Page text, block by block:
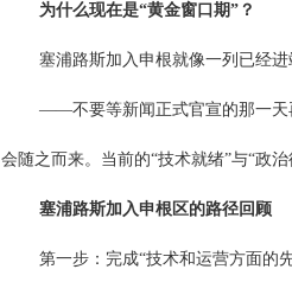
为什么现在是“黄金窗口期”？
塞浦路斯加入申根就像一列已经
——不要等新闻正式官宣的那一天
会随之而来。当前的“技术就绪”与“政
塞浦路斯加入申根区的路径回顾
第一步：完成“技术和运营方面的